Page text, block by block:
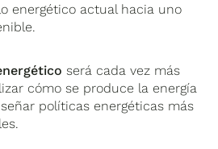
energético actual hacia uno
será cada vez más
cómo se produce la energía
políticas energéticas más